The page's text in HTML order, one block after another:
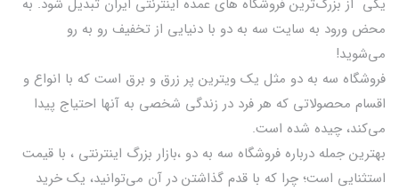
محض ورود به سایت سه به دو با دنیایی از تخفيف رو به رو
می‌شوید!
فروشگاه سه به دو مثل یک ویترین پر زرق و برق است که با انواع و
اقسام محصولاتی که هر فرد در زندگی شخصی به آنها احتیاج پیدا
می‌کند، چیده شده است.
بهترين جمله درباره فروشگاه سه به دو ،بازار بزرگ اینترنتی ، با قيمت
استثنايي است؛ چرا که با قدم گذاشتن در آن می‌توانید، یک خرید